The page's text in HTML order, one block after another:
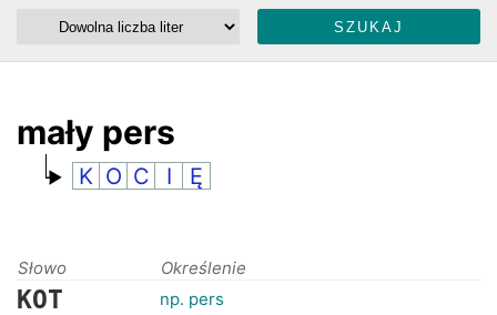
ŁAMIGŁÓWKI
mały pers
K O C I Ę
Słowo Określenie
KOT np. pers